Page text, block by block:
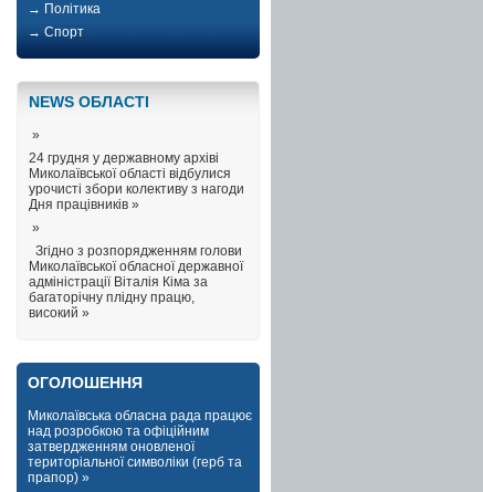
→ Політика
→ Спорт
NEWS ОБЛАСТI
»
24 грудня у державному архіві
Миколаївської області відбулися
урочисті збори колективу з нагоди
Дня працівників »
»
Згідно з розпорядженням голови
Миколаївської обласної державної
адміністрації Віталія Кіма за
багаторічну плідну працю,
високий »
ОГОЛОШЕННЯ
Миколаївська обласна рада працює
над розробкою та офіційним
затвердженням оновленої
територіальної символіки (герб та
прапор) »